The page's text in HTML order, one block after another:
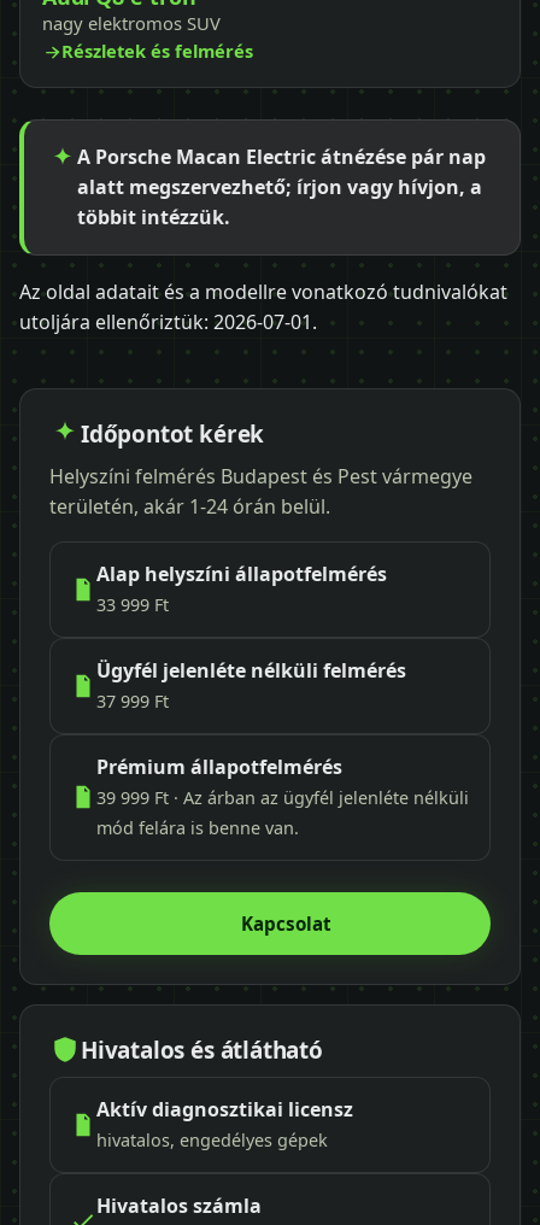
nagy elektromos SUV
Részletek és felmérés
A Porsche Macan Electric átnézése pár nap
alatt megszervezhető; írjon vagy hívjon, a
többit intézzük.
Az oldal adatait és a modellre vonatkozó tudnivalókat
utoljára ellenőriztük: 2026-07-01.
Időpontot kérek
Helyszíni felmérés Budapest és Pest vármegye
területén, akár 1-24 órán belül.
Alap helyszíni állapotfelmérés
33 999 Ft
Ügyfél jelenléte nélküli felmérés
37 999 Ft
Prémium állapotfelmérés
39 999 Ft · Az árban az ügyfél jelenléte nélküli
mód felára is benne van.
Kapcsolat
Hivatalos és átlátható
Aktív diagnosztikai licensz
hivatalos, engedélyes gépek
Hivatalos számla